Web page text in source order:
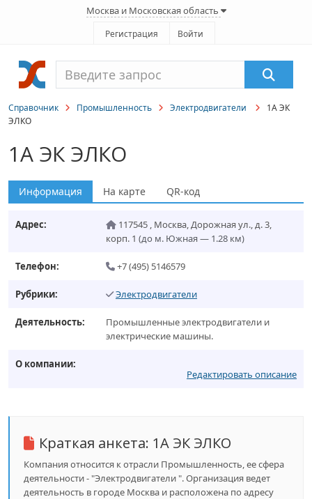
Москва и Московская область
Регистрация Войти
Справочник Промышленность Электродвигатели
1А ЭК
ЭЛКО
1А ЭК ЭЛКО
Информация На карте QR-код
Адрес: 117545 , Москва,Дорожная ул., д. 3,
корп. 1 (до м. Южная — 1.28 км)
Телефон: +7 (495) 5146579
Рубрики: Электродвигатели
Деятельность:
Промышленные электродвигатели и
электрические машины.
О компании:
Редактировать описание
Краткая анкета: 1А ЭК ЭЛКО
Компания относится к отрасли Промышленность, ее сфера
деятельности - "Электродвигатели ". Организация ведет
деятельность в городе Москва и расположена по адресу